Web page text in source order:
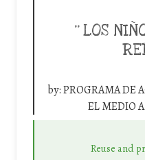
¨LOS
by:PROGRAMA DE
EL MEDIO
Reuse and